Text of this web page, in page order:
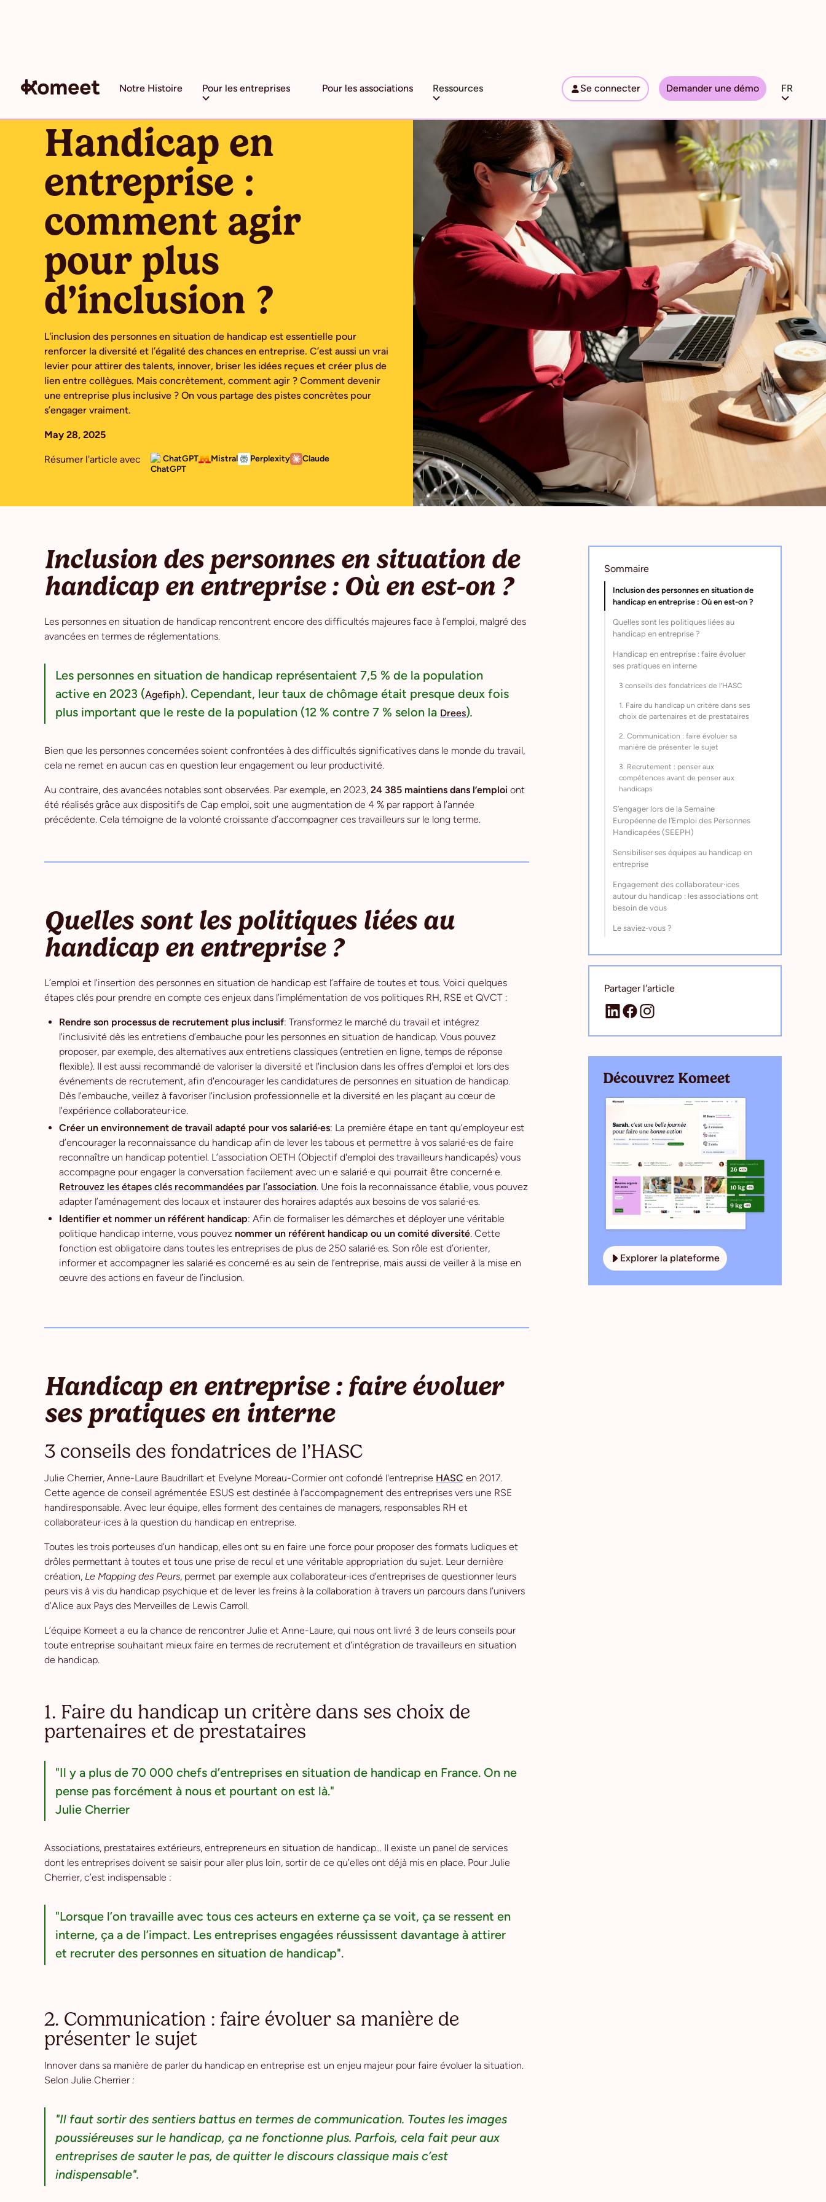
Notre Histoire Pour les entreprises Pour les associations Ressources Se connecter Demander une démo
FR
Handicap en
entreprise :
comment agir
pour plus
d’inclusion ?
L'inclusion des personnes en situation de handicap est essentielle pour
renforcer la diversité et l’égalité des chances en entreprise. C’est aussi un vrai
levier pour attirer des talents, innover, briser les idées reçues et créer plus de
lien entre collègues. Mais concrètement, comment agir ? Comment devenir
une entreprise plus inclusive ? On vous partage des pistes concrètes pour
s’engager vraiment.
May 28, 2025
Résumer l'article avec ChatGPT Mistral Perplexity Claude
Inclusion des personnes en situation de
handicap en entreprise : Où en est-on ?
Les personnes en situation de handicap rencontrent encore des difficultés majeures face à l’emploi, malgré des
avancées en termes de réglementations.
Les personnes en situation de handicap représentaient 7,5 % de la population
active en 2023 (Agefiph). Cependant, leur taux de chômage était presque deux fois
plus important que le reste de la population (12 % contre 7 % selon la Drees).
Bien que les personnes concernées soient confrontées à des difficultés significatives dans le monde du travail,
cela ne remet en aucun cas en question leur engagement ou leur productivité.
Au contraire, des avancées notables sont observées. Par exemple, en 2023, 24 385 maintiens dans l’emploi ont
été réalisés grâce aux dispositifs de Cap emploi, soit une augmentation de 4 % par rapport à l’année
précédente. Cela témoigne de la volonté croissante d’accompagner ces travailleurs sur le long terme.
Quelles sont les politiques liées au
handicap en entreprise ?
L’emploi et l'insertion des personnes en situation de handicap est l’affaire de toutes et tous. Voici quelques
étapes clés pour prendre en compte ces enjeux dans l’implémentation de vos politiques RH, RSE et QVCT :
Rendre son processus de recrutement plus inclusif: Transformez le marché du travail et intégrez
l'inclusivité dès les entretiens d’embauche pour les personnes en situation de handicap. Vous pouvez
proposer, par exemple, des alternatives aux entretiens classiques (entretien en ligne, temps de réponse
flexible). Il est aussi recommandé de valoriser la diversité et l'inclusion dans les offres d'emploi et lors des
événements de recrutement, afin d'encourager les candidatures de personnes en situation de handicap.
Dès l'embauche, veillez à favoriser l'inclusion professionnelle et la diversité en les plaçant au cœur de
l'expérience collaborateur·ice.
Créer un environnement de travail adapté pour vos salarié·es: La première étape en tant qu’employeur est
d’encourager la reconnaissance du handicap afin de lever les tabous et permettre à vos salarié·es de faire
reconnaître un handicap potentiel. L’association OETH (Objectif d'emploi des travailleurs handicapés) vous
accompagne pour engager la conversation facilement avec un·e salarié·e qui pourrait être concerné·e.
Retrouvez les étapes clés recommandées par l’association. Une fois la reconnaissance établie, vous pouvez
adapter l’aménagement des locaux et instaurer des horaires adaptés aux besoins de vos salarié·es.‍
Identifier et nommer un référent handicap: Afin de formaliser les démarches et déployer une véritable
politique handicap interne, vous pouvez nommer un référent handicap ou un comité diversité. Cette
fonction est obligatoire dans toutes les entreprises de plus de 250 salarié·es. Son rôle est d’orienter,
informer et accompagner les salarié·es concerné·es au sein de l’entreprise, mais aussi de veiller à la mise en
œuvre des actions en faveur de l’inclusion.
Handicap en entreprise : faire évoluer
ses pratiques en interne
3 conseils des fondatrices de l’HASC
Julie Cherrier, Anne-Laure Baudrillart et Evelyne Moreau-Cormier ont cofondé l'entreprise HASC en 2017.
Cette agence de conseil agrémentée ESUS est destinée à l’accompagnement des entreprises vers une RSE
handiresponsable. Avec leur équipe, elles forment des centaines de managers, responsables RH et
collaborateur·ices à la question du handicap en entreprise.
Toutes les trois porteuses d’un handicap, elles ont su en faire une force pour proposer des formats ludiques et
drôles permettant à toutes et tous une prise de recul et une véritable appropriation du sujet. Leur dernière
création, Le Mapping des Peurs, permet par exemple aux collaborateur·ices d’entreprises de questionner leurs
peurs vis à vis du handicap psychique et de lever les freins à la collaboration à travers un parcours dans l’univers
d’Alice aux Pays des Merveilles de Lewis Carroll.
L’équipe Komeet a eu la chance de rencontrer Julie et Anne-Laure, qui nous ont livré 3 de leurs conseils pour
toute entreprise souhaitant mieux faire en termes de recrutement et d'intégration de travailleurs en situation
de handicap.
1. Faire du handicap un critère dans ses choix de
partenaires et de prestataires
"Il y a plus de 70 000 chefs d’entreprises en situation de handicap en France. On ne
pense pas forcément à nous et pourtant on est là."
Julie Cherrier
Associations, prestataires extérieurs, entrepreneurs en situation de handicap... Il existe un panel de services
dont les entreprises doivent se saisir pour aller plus loin, sortir de ce qu’elles ont déjà mis en place. Pour Julie
Cherrier, c’est indispensable :
"Lorsque l’on travaille avec tous ces acteurs en externe ça se voit, ça se ressent en
interne, ça a de l’impact. Les entreprises engagées réussissent davantage à attirer
et recruter des personnes en situation de handicap".
2. Communication : faire évoluer sa manière de
présenter le sujet
Innover dans sa manière de parler du handicap en entreprise est un enjeu majeur pour faire évoluer la situation.
Selon Julie Cherrier :
"Il faut sortir des sentiers battus en termes de communication. Toutes les images
poussiéreuses sur le handicap, ça ne fonctionne plus. Parfois, cela fait peur aux
entreprises de sauter le pas, de quitter le discours classique mais c’est
indispensable".
Sommaire
Inclusion des personnes en situation de
handicap en entreprise : Où en est-on ?
Quelles sont les politiques liées au
handicap en entreprise ?
Handicap en entreprise : faire évoluer
ses pratiques en interne
3 conseils des fondatrices de l’HASC
1. Faire du handicap un critère dans ses
choix de partenaires et de prestataires
2. Communication : faire évoluer sa
manière de présenter le sujet
3. Recrutement : penser aux
compétences avant de penser aux
handicaps
S’engager lors de la Semaine
Européenne de l’Emploi des Personnes
Handicapées (SEEPH)
Sensibiliser ses équipes au handicap en
entreprise
Engagement des collaborateur·ices
autour du handicap : les associations ont
besoin de vous
Le saviez-vous ?
Partager l'article
Découvrez Komeet
Explorer la plateforme